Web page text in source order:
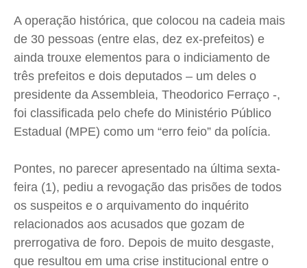
Colunas
Caetano Roque
Gustavo Bastos
Jr Mignone (in memorian)
Wanda Sily
Quem Somos
Expediente
Contato
Colunas
Caetano Roque
Gustavo Bastos
Jr Mignone (in memorian)
Wanda Sily
Quem Somos
Expediente
Contato
Colunas
Caetano Roque
Gustavo Bastos
Jr Mignone (in memorian)
Wanda Sily
Quem Somos
Expediente
Contato
Colunas
Caetano Roque
Gustavo Bastos
Jr Mignone (in memorian)
Wanda Sily
Quem Somos
Expediente
Contato
A operação histórica, que colocou na cadeia mais
de 30 pessoas (entre elas, dez ex-prefeitos) e
ainda trouxe elementos para o indiciamento de
três prefeitos e dois deputados – um deles o
presidente da Assembleia, Theodorico Ferraço -,
foi classificada pelo chefe do Ministério Público
Estadual (MPE) como um “erro feio” da polícia.
Pontes, no parecer apresentado na última sexta-
feira (1), pediu a revogação das prisões de todos
os suspeitos e o arquivamento do inquérito
relacionados aos acusados que gozam de
prerrogativa de foro. Depois de muito desgaste,
que resultou em uma crise institucional entre o